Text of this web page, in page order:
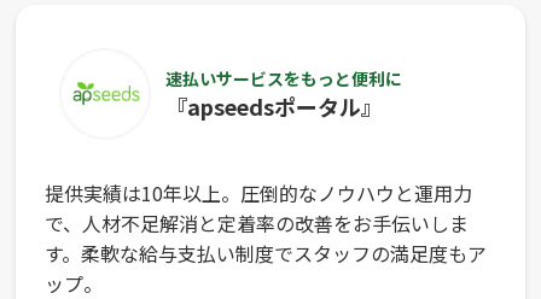
速払いサービスをもっと便利に
『apseedsポータル』
提供実績は10年以上。圧倒的なノウハウと運用力
で、人材不足解消と定着率の改善をお手伝いしま
す。柔軟な給与支払い制度でスタッフの満足度もア
ップ。